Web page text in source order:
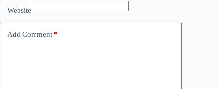
Website
Add Comment *